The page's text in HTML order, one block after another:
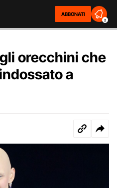
ABBONATI
2
orecchini che
a